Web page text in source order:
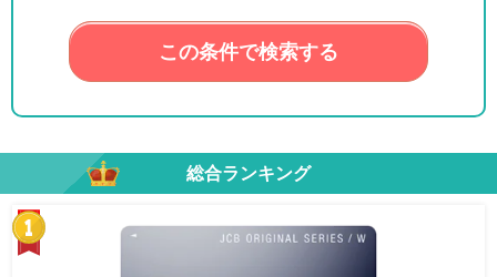
この条件で検索する
総合ランキング